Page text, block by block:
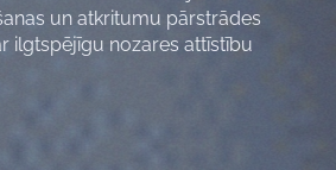
un atkritumu pārstrādes
ilgtspējīgu nozares attīstību